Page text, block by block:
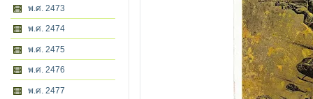
พ.ศ. 2473
พ.ศ. 2474
พ.ศ. 2475
พ.ศ. 2476
พ.ศ. 2477